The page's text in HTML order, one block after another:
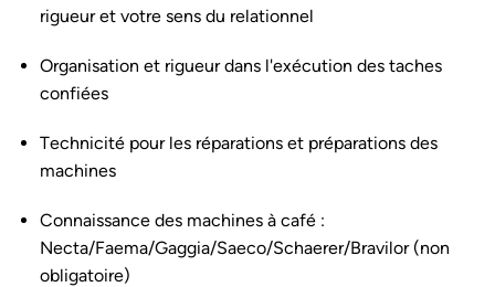
rigueur et votre sens du relationnel
Organisation et rigueur dans l'exécution des taches
confiées
Technicité pour les réparations et préparations des
machines
Connaissance des machines à café :
Necta/Faema/Gaggia/Saeco/Schaerer/Bravilor (non
obligatoire)